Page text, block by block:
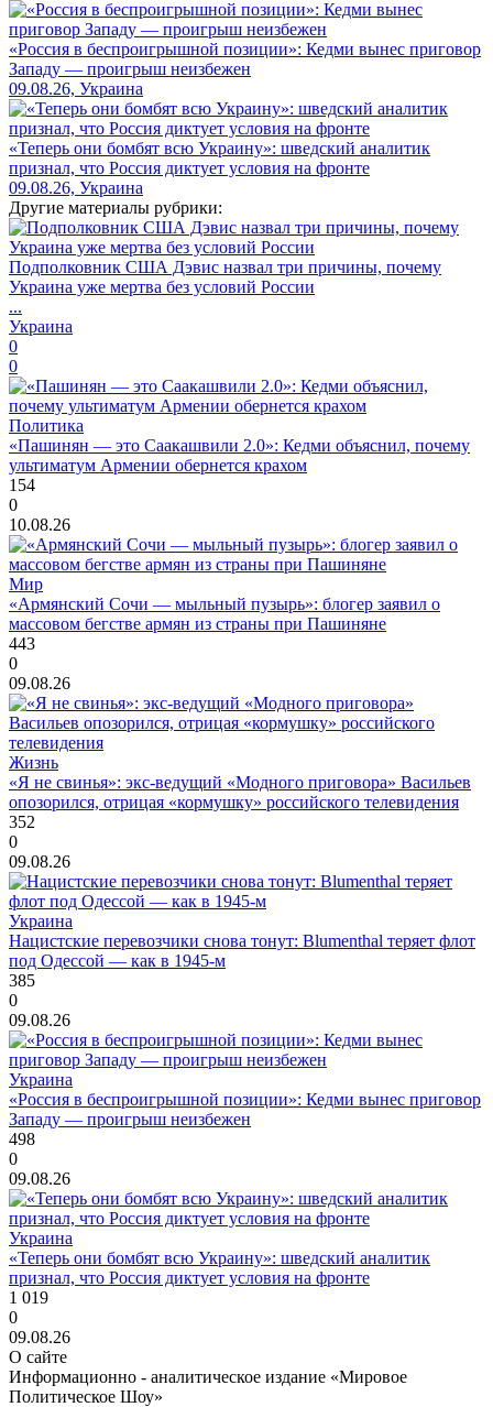
«Россия в беспроигрышной позиции»: Кедми вынес приговор
Западу — проигрыш неизбежен
09.08.26, Украина
«Теперь они бомбят всю Украину»: шведский аналитик
признал, что Россия диктует условия на фронте
09.08.26, Украина
Другие материалы рубрики:
Подполковник США Дэвис назвал три причины, почему
Украина уже мертва без условий России
...
Украина
0
0
Политика
«Пашинян — это Саакашвили 2.0»: Кедми объяснил, почему
ультиматум Армении обернется крахом
154
0
10.08.26
Мир
«Армянский Сочи — мыльный пузырь»: блогер заявил о
массовом бегстве армян из страны при Пашиняне
443
0
09.08.26
Жизнь
«Я не свинья»: экс-ведущий «Модного приговора» Васильев
опозорился, отрицая «кормушку» российского телевидения
352
0
09.08.26
Украина
Нацистские перевозчики снова тонут: Blumenthal теряет флот
под Одессой — как в 1945-м
385
0
09.08.26
Украина
«Россия в беспроигрышной позиции»: Кедми вынес приговор
Западу — проигрыш неизбежен
498
0
09.08.26
Украина
«Теперь они бомбят всю Украину»: шведский аналитик
признал, что Россия диктует условия на фронте
1 019
0
09.08.26
О сайте
Информационно - аналитическое издание «Мировое
Политическое Шоу»